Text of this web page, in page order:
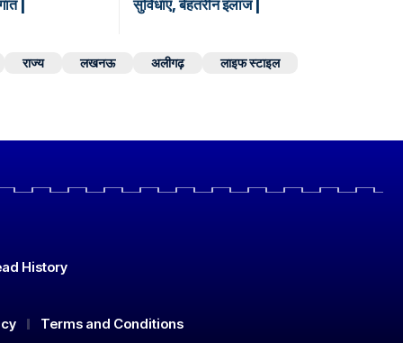
|
सुविधाएं, बेहतरीन इलाज |
राज्य लखनऊ अलीगढ़ लाइफ स्टाइल
History
Terms and Conditions